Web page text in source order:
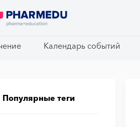
Календарь событий
Календарь событий
Популярные теги